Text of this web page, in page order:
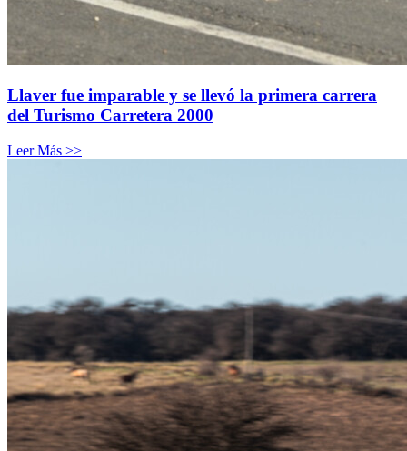
Llaver fue imparable y se llevó la primera carrera
del Turismo Carretera 2000
Leer Más >>